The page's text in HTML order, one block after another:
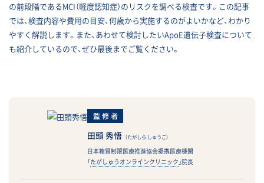
の前段階であるMCI（軽度認知症）のリスクを調べる検査です。この記事
では、検査内容や費用の目安、何歳から実施するのがよいかなど、わかり
やすく解説します。また、あわせて検討したいApoE遺伝子検査について
も紹介しているので、ぜひ最後までご覧ください。
監修者
田頭 秀悟 （たがしら しゅうご）
日本糖質制限医療推進協会提携医療機関
「たがしゅうオンラインクリニック 」院長